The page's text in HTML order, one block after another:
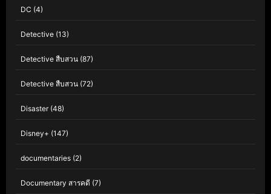
DC (4)
Detective (13)
Detective สืบสวน (87)
Detective สืบสวน (72)
Disaster(48)
Disney+ (147)
documentaries (2)
Documentary สารคดี (7)